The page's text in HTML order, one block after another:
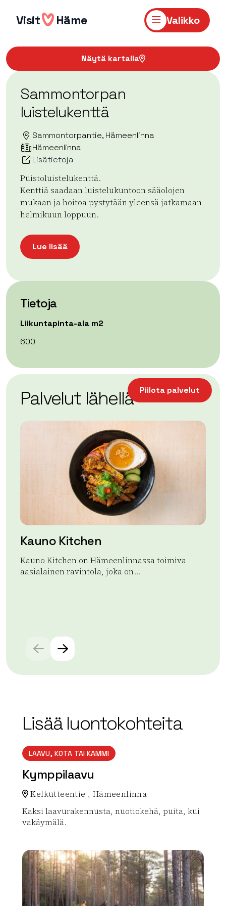
sisältöön
Visit Häme Valikko
Näytä kartalla
Sammontorpan
luistelukenttä
Sammontorpantie, Hämeenlinna
Hämeenlinna
Lisätietoja
Puistoluistelukenttä.
Kenttiä saadaan luistelukuntoon sääolojen
mukaan ja hoitoa pystytään yleensä jatkamaan
helmikuun loppuun.
Lue lisää
Tietoja
Liikuntapinta-ala m2
600
−
Leaflet| ©OpenStreetMap
Piilota palvelut
Palvelut lähellä
Kauno Kitchen
Kauno Kitchen on Hämeenlinnassa toimiva
aasialainen ravintola, joka on...
Lisää luontokohteita
LAAVU, KOTA TAI KAMMI
Kymppilaavu
Kelkutteentie , Hämeenlinna
Kaksi laavurakennusta, nuotiokehä, puita, kui
vakäymälä.
array(0) { }